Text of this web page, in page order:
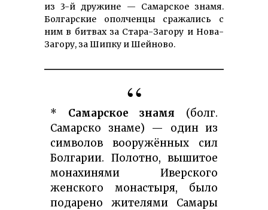
из 3-й дружине — Самарское знамя.
Болгарские ополченцы сражались с
ним в битвах за Стара-Загору и Нова-
Загору, за Шипку и Шейново.
* Самарское знамя (болг.
Самарско знаме) — один из
символов вооружённых сил
Болгарии. Полотно, вышитое
монахинями Иверского
женского монастыря, было
подарено жителями Самары